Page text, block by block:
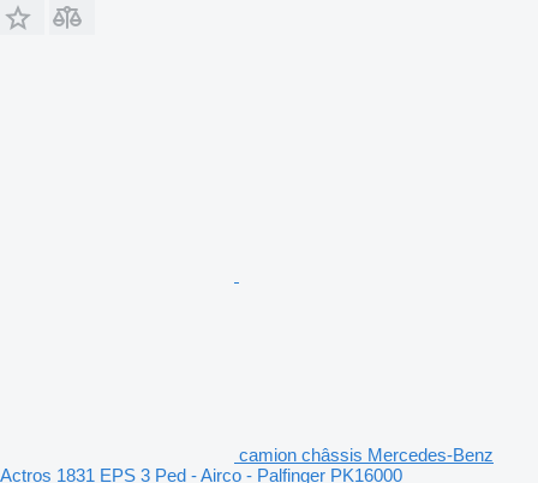
camion châssis Mercedes-Benz
Actros 1831 EPS 3 Ped - Airco - Palfinger PK16000